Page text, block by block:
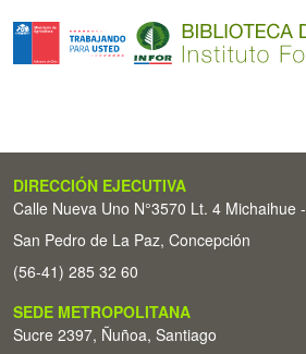
DIRECCIÓN EJECUTIVA
Calle Nueva Uno N°3570 Lt. 4 Michaihue -
San Pedro de La Paz, Concepción
(56-41) 285 32 60
SEDE METROPOLITANA
Sucre 2397, Ñuñoa, Santiago